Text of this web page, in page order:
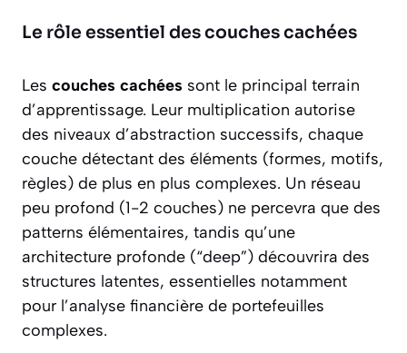
Le rôle essentiel des couches cachées
Les couches cachées sont le principal terrain
d’apprentissage. Leur multiplication autorise
des niveaux d’abstraction successifs, chaque
couche détectant des éléments (formes, motifs,
règles) de plus en plus complexes. Un réseau
peu profond (1-2 couches) ne percevra que des
patterns élémentaires, tandis qu’une
architecture profonde (“deep”) découvrira des
structures latentes, essentielles notamment
pour l’analyse financière de portefeuilles
complexes.